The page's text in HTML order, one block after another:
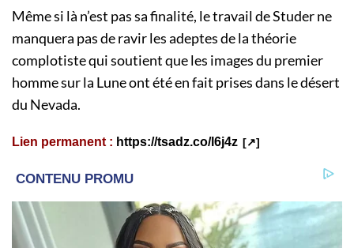
Même si là n’est pas sa finalité, le travail de Studer ne
manquera pas de ravir les adeptes de la théorie
complotiste qui soutient que les images du premier
homme sur la Lune ont été en fait prises dans le désert
du Nevada.
Lien permanent : https://tsadz.co/l6j4z